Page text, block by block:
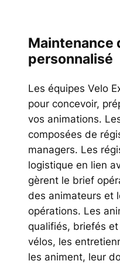
Maintenance
personnalisé
Les équipes Velo
pour concevoir,
vos animations.
composées de
managers. Les
logistique en lien
gèrent le brief
des animateurs et
opérations. Les
qualifiés, briefés
vélos, les
les animent, leur